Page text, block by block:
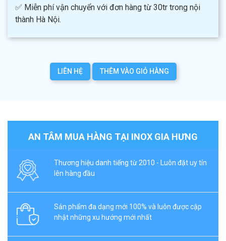
✅ Miễn phí vận chuyển với đơn hàng từ 30tr trong nội
thành Hà Nội.
LIÊN HỆ THÊM VÀO GIỎ HÀNG
AN TÂM MUA HÀNG TẠI INOX GIA HƯNG
Thương hiệu danh tiếng từ 2010 - Luôn đặt uy tín
lên hàng đầu
Sản phẩm đa dạng mới 100% và luôn được cập
nhật những xu hướng mới nhất